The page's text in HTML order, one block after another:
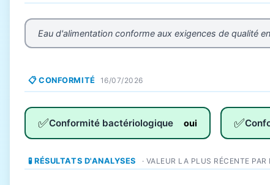
Eau d'alimentation conforme aux exigences de qualité
📋 CONFORMITÉ 16/07/2026
✅Conformité bactériologique oui ✅
🧪 RÉSULTATS D'ANALYSES · VALEUR LA PLUS RÉCENTE